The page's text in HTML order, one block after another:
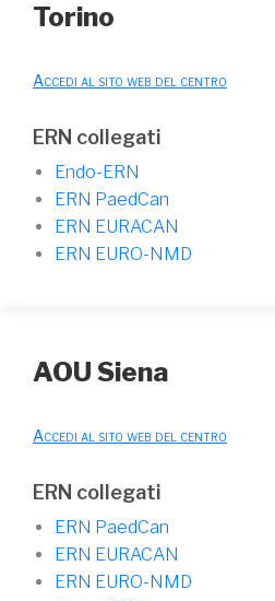
Torino
Accedi al sito web del centro
ERN collegati
Endo-ERN
ERN PaedCan
ERN EURACAN
ERN EURO-NMD
AOU Siena
Accedi al sito web del centro
ERN collegati
ERN PaedCan
ERN EURACAN
ERN EURO-NMD